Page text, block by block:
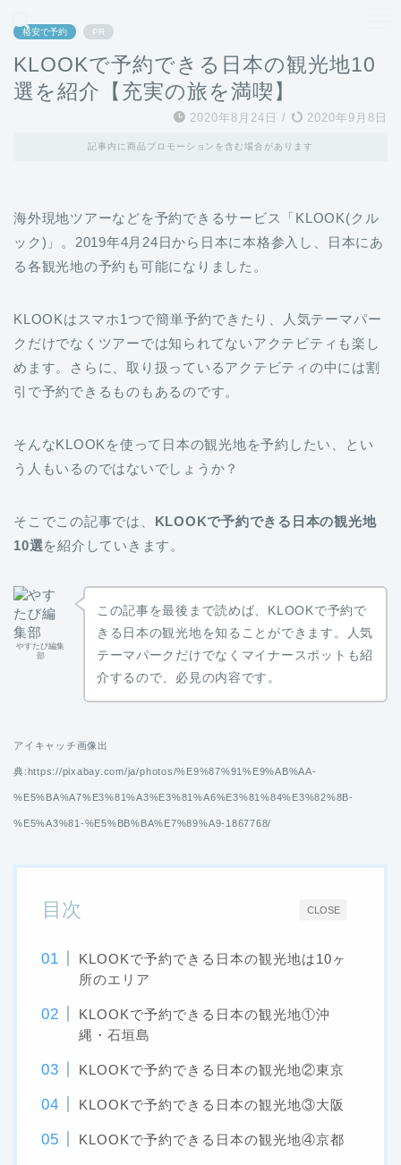
格安で予約 PR
KLOOKで予約できる日本の観光地10
選を紹介【充実の旅を満喫】
2020年8月24日 / 2020年9月8日
記事内に商品プロモーションを含む場合があります
海外現地ツアーなどを予約できるサービス「KLOOK(クル
ック)」。2019年4月24日から日本に本格参入し、日本にあ
る各観光地の予約も可能になりました。
KLOOKはスマホ1つで簡単予約できたり、人気テーマパー
クだけでなくツアーでは知られてないアクテビティも楽し
めます。さらに、取り扱っているアクテビティの中には割
引で予約できるものもあるのです。
そんなKLOOKを使って日本の観光地を予約したい、とい
う人もいるのではないでしょうか？
そこでこの記事では、 KLOOKで予約できる日本の観光地
10選を紹介していきます。
やすたび編集
部
この記事を最後まで読めば、KLOOKで予約で
きる日本の観光地を知ることができます。人気
テーマパークだけでなくマイナースポットも紹
介するので、必見の内容です。
アイキャッチ画像出
典:https://pixabay.com/ja/photos/%E9%87%91%E9%AB%AA-
%E5%BA%A7%E3%81%A3%E3%81%A6%E3%81%84%E3%82%8B-
%E5%A3%81-%E5%BB%BA%E7%89%A9-1867768/
CLOSE
目次
KLOOKで予約できる日本の観光地は10ヶ
所のエリア
KLOOKで予約できる日本の観光地①沖
縄・石垣島
KLOOKで予約できる日本の観光地②東京
KLOOKで予約できる日本の観光地③大阪
KLOOKで予約できる日本の観光地④京都